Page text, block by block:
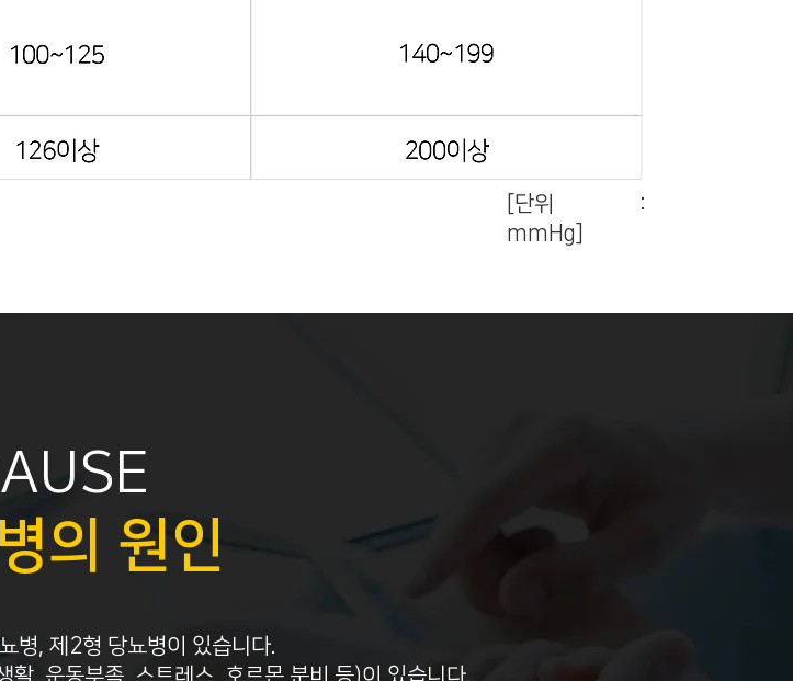
[단위 :
mmHg]
의 원인
병, 제2형 당뇨병이 있습니다.
활, 운동부족, 스트레스, 호르몬 분비 등)이 있습니다.